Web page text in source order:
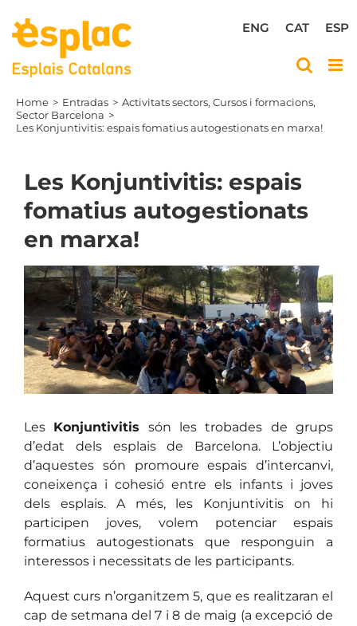
content
ESP
CAT
ENG
Home Entradas Activitats sectors Cursos i formacions
Sector Barcelona
Les Konjuntivitis: espais fomatius autogestionats en marxa!
Les Konjuntivitis: espais
fomatius autogestionats
en marxa!
View
Larger
Image
Les Konjuntivitis són les trobades de grups
d’edat dels esplais de Barcelona. L’objectiu
d’aquestes són promoure espais d’intercanvi,
coneixença i cohesió entre els infants i joves
dels esplais. A més, les Konjuntivitis on hi
participen joves, volem potenciar espais
formatius autogestionats que responguin a
interessos i necessitats de les participants.
Aquest curs n’organitzem 5, que es realitzaran el
cap de setmana del 7 i 8 de maig (a excepció de